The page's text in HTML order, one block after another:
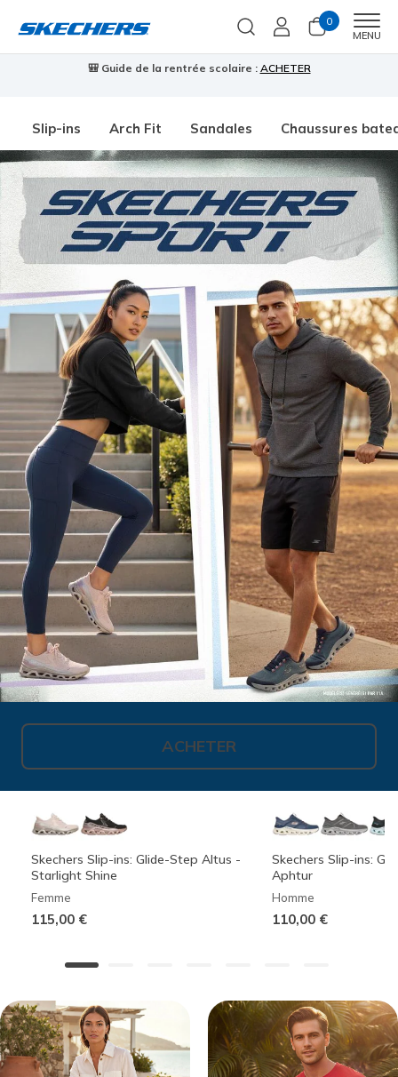
0
MENU
🎒 Guide de la rentrée scolaire : ACHETER
Slip-ins Arch Fit Sandales Chaussures
ACHETER
Skechers Slip-ins: Glide-Step Altus -
Starlight Shine
Femme
115,00 €
Skechers Slip-ins:
Aphtur
Homme
110,00 €